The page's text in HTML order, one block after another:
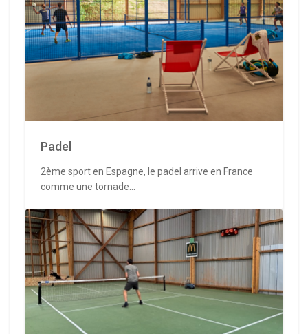
Padel
2ème sport en Espagne, le padel arrive en France
comme une tornade...